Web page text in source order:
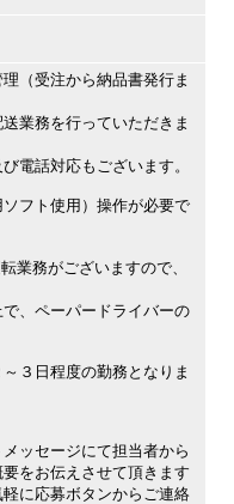
（受注から納品書発行ま
業務を行っていただきま
電話対応もございます。
フト使用）操作が必要で
業務がございますので、
、ペーパードライバーの
３日程度の勤務となりま
ッセージにて担当者から
をお伝えさせて頂きます
に応募ボタンからご連絡